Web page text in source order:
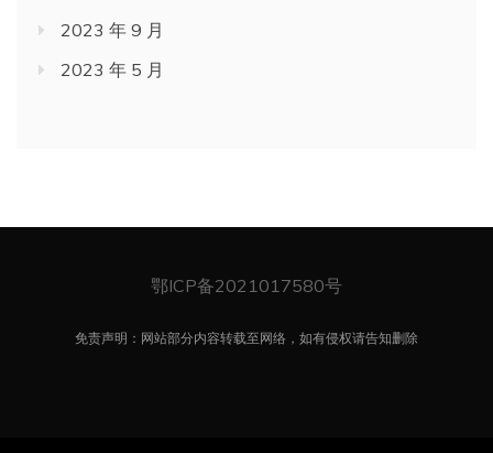
2023 年 9 月
2023 年 5 月
鄂ICP备2021017580号
免责声明：网站部分内容转载至网络，如有侵权请告知删除